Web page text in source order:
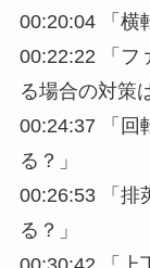
00:20:04 「横
00:22:22 「フ
る場合の対策
00:24:37 「回
る？」
00:26:53 「排
る？」